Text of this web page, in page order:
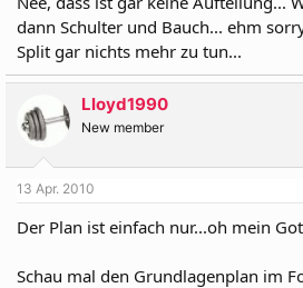
dann Schulter und Bauch... ehm
Split gar nichts mehr zu tun...
Lloyd1990
New member
13 Apr. 2010
Der Plan ist einfach nur...oh mein
Schau mal den Grundlagenplan im